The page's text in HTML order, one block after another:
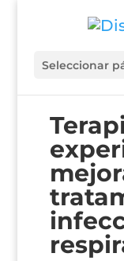
Seleccionar